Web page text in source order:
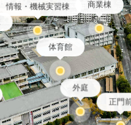
外庭
体育館
情報・機械実習棟 商業棟
正門前